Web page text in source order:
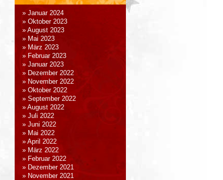
Januar 2024
Oktober 2023
August 2023
Mai 2023
März 2023
Februar 2023
Januar 2023
Dezember 2022
November 2022
Oktober 2022
September 2022
August 2022
Juli 2022
Juni 2022
Mai 2022
April 2022
März 2022
Februar 2022
Dezember 2021
November 2021